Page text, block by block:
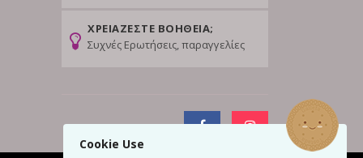
Cookie Use
ΧΡΕΙΑΖΕΣΤΕ ΒΟΗΘΕΙΑ;
Συχνές Ερωτήσεις, παραγγελίες